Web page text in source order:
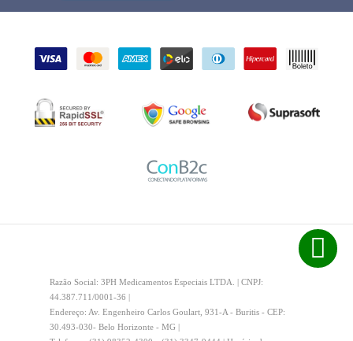
Razão Social: 3PH Medicamentos Especiais LTDA. | CNPJ:
44.387.711/0001-36 |
Endereço: Av. Engenheiro Carlos Goulart, 931-A - Buritis - CEP:
30.493-030- Belo Horizonte - MG |